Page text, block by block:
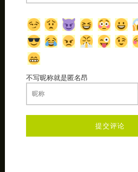
不写昵称就是匿名昂